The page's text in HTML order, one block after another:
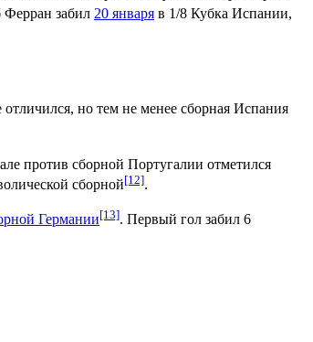
Ферран забил 20 января в 1/8 Кубка Испании,
но тем не менее сборная Испания
против сборной Португалии отметился
сборной[12].
Германии[13]. Первый гол забил 6